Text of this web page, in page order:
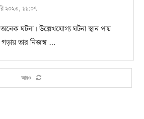
২০২৩, ১১:০৭
ঘটনা। উল্লেখযোগ্য ঘটনা স্থান পায়
গড়ায় তার নিজস্ব …
আরও